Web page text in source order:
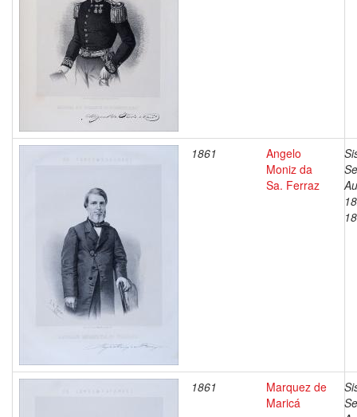
1861
Angelo
Moniz da
Sa. Ferraz
1861
Marquez de
Maricá